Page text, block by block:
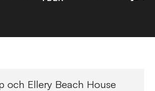
och Ellery Beach House